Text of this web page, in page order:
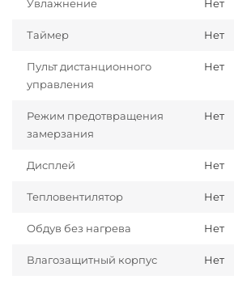
Увлажнение Нет
Таймер Нет
Пульт дистанционного
управления
Нет
Режим предотвращения
замерзания
Нет
Дисплей Нет
Тепловентилятор Нет
Обдув без нагрева Нет
Влагозащитный корпус Нет